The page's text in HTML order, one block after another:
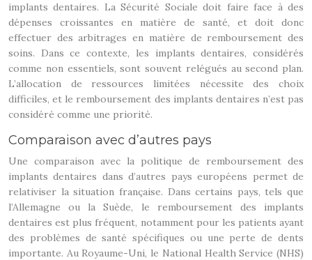
implants dentaires. La Sécurité Sociale doit faire face à des
dépenses croissantes en matière de santé, et doit donc
effectuer des arbitrages en matière de remboursement des
soins. Dans ce contexte, les implants dentaires, considérés
comme non essentiels, sont souvent relégués au second plan.
L’allocation de ressources limitées nécessite des choix
difficiles, et le remboursement des implants dentaires n’est pas
considéré comme une priorité.
Comparaison avec d’autres pays
Une comparaison avec la politique de remboursement des
implants dentaires dans d’autres pays européens permet de
relativiser la situation française. Dans certains pays, tels que
l’Allemagne ou la Suède, le remboursement des implants
dentaires est plus fréquent, notamment pour les patients ayant
des problèmes de santé spécifiques ou une perte de dents
importante. Au Royaume-Uni, le National Health Service (NHS)